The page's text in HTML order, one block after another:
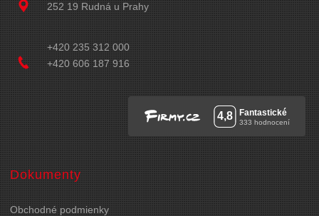
252 19 Rudná u Prahy
+420 235 312 000
+420 606 187 916
Dokumenty
Obchodné podmienky